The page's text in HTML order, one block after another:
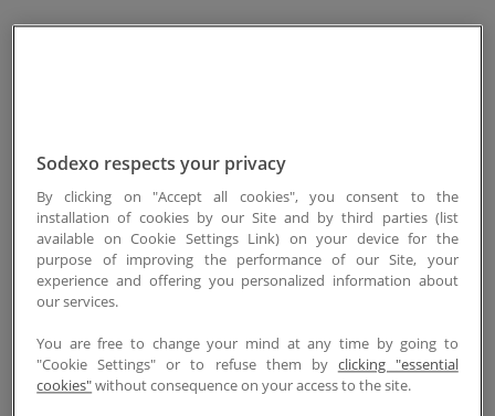
réunir autour d'initiatives qui
valorisent nos différences et
nours enrichissent. En
mettant l'accent sur
cette journée un moment
mémorable pour chacun de
nos collaborateurs.
Sodexo respects your privacy
By clicking on "Accept all cookies", you consent to the
installation of cookies by our Site and by third parties (list
available on Cookie Settings Link) on your device for the
purpose of improving the performance of our Site, your
experience and offering you personalized information about
our services.
You are free to change your mind at any time by going to
"Cookie Settings" or to refuse them by clicking "essential
cookies"without consequence on your access to the site.